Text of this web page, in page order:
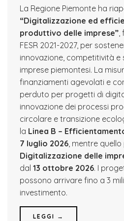
La Regione Piemonte ha
“Digitalizzazione ed
produttivo delle imprese”,
FESR 2021-2027, per
innovazione, competitività e
imprese piemontesi. La
finanziamenti agevolati e
perduto per progetti di
innovazione dei processi
circolare e transizione
la Linea B –
7 luglio 2026, mentre quello
Digitalizzazione delle
dal 13 ottobre 2026. I
possono arrivare fino a 3
investimento.
LEGGI →